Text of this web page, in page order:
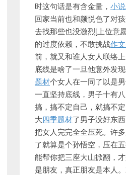
时这句话是有含金量， 小
回家当前也和颜悦色了对
去找那些也没激烈[上位意
的过度依赖，不敢挑战作
前，就又和谁人女人联络
底线是啥了一旦他意外发
题材个女人在一同了以是
一直坚持底线，男子十有
搞，搞不定自己，就搞不
大四季题材了男子没好东
把女人完完全全压死。许
了就算是个孙悟空，压在
能帮你把三座大山掀翻，
是朋友，真正朋友是本人